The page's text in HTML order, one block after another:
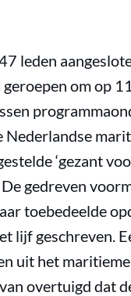
leden
om op
Nederlandse
‘gezant
gedreven
toebedeelde
lijf geschreven.
uit het
overtuigd dat